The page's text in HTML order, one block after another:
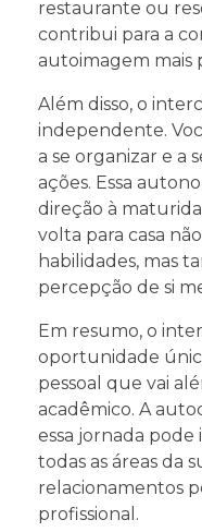
restaurante ou
contribui para a
autoimagem mais
Além disso, o
independente.
a se organizar e a
ações. Essa
direção à
volta para casa
habilidades, mas
percepção de si
Em resumo, o
oportunidade
pessoal que vai
acadêmico. A
essa jornada
todas as áreas da
relacionamentos
profissional.